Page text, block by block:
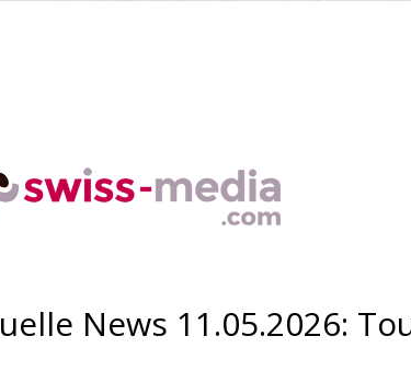
News 11.05.2026: